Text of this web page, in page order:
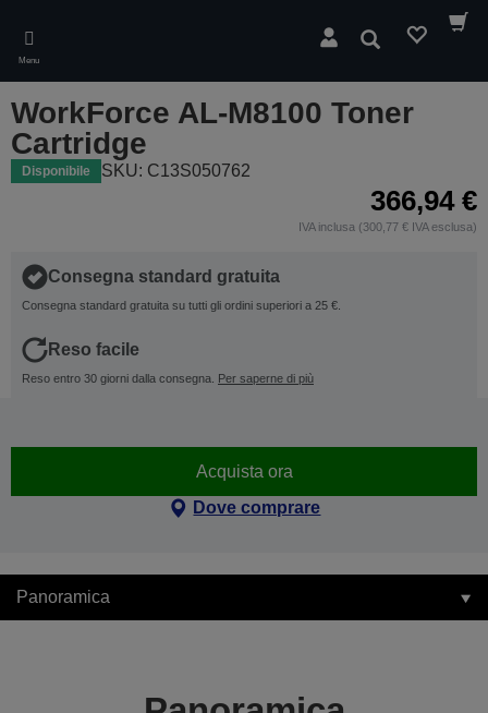
main
content
Menu
Cerca
WorkForce AL-M8100 Toner
Cartridge
Disponibile SKU: C13S050762
366,94 €
IVA inclusa (300,77 € IVA esclusa)
Consegna standard gratuita
Consegna standard gratuita su tutti gli ordini superiori a 25 €.
Reso facile
Reso entro 30 giorni dalla consegna. Per saperne di più
Acquista ora
Dove comprare
Panoramica